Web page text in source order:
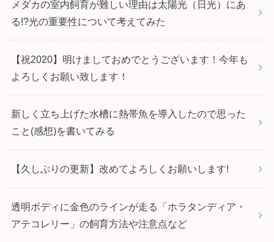
メダカの室内飼育が難しい理由は太陽光（日光）にあ
る!?光の重要性について考えてみた
【祝2020】明けましておめでとうございます！今年も
よろしくお願い致します！
新しく立ち上げた水槽に熱帯魚を導入したので思った
こと(感想)を書いてみる
【久しぶりの更新】改めてよろしくお願いします!
透明ボディに金色のラインが走る「ホラタンディア・
アテコレリー」の飼育方法や注意点など